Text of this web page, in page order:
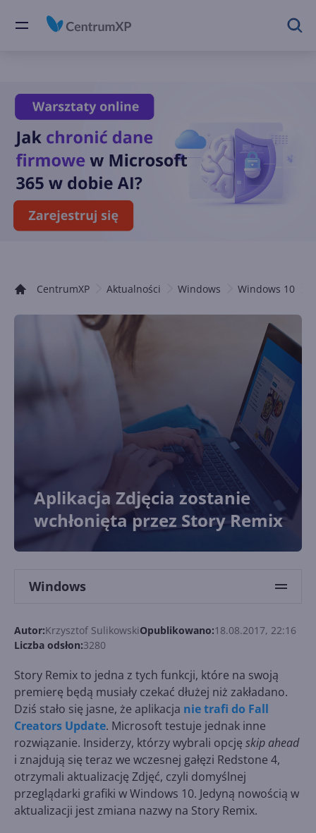
CentrumXP Aktualności Windows Windows 10
Aplikacja Zdjęcia zostanie
wchłonięta przez Story Remix
Windows
Autor:Krzysztof SulikowskiOpublikowano:18.08.2017, 22:16
Liczba odsłon:3280
Story Remix to jedna z tych funkcji, które na swoją
premierę będą musiały czekać dłużej niż zakładano.
Dziś stało się jasne, że aplikacja nie trafi do Fall
Creators Update. Microsoft testuje jednak inne
rozwiązanie. Insiderzy, którzy wybrali opcję skip ahead
i znajdują się teraz we wczesnej gałęzi Redstone 4,
otrzymali aktualizację Zdjęć, czyli domyślnej
przeglądarki grafiki w Windows 10. Jedyną nowością w
aktualizacji jest zmiana nazwy na Story Remix.